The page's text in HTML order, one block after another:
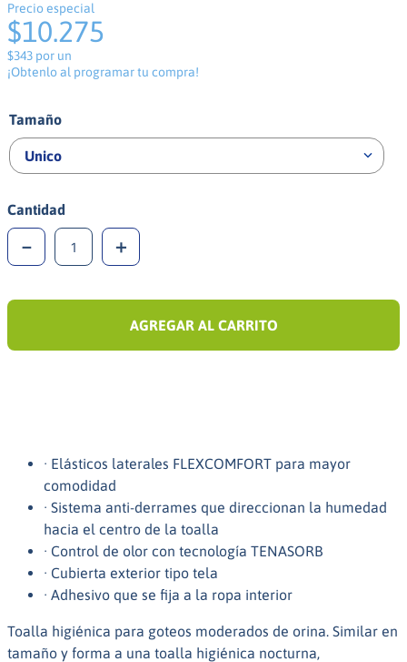
Precio especial
$10.275
$343 por un
¡Obtenlo al programar tu compra!
Tamaño
Unico
Cantidad
＋
－
AGREGAR AL CARRITO
· Elásticos laterales FLEXCOMFORT para mayor
comodidad
· Sistema anti-derrames que direccionan la humedad
hacia el centro de la toalla
· Control de olor con tecnología TENASORB
· Cubierta exterior tipo tela
· Adhesivo que se fija a la ropa interior
Toalla higiénica para goteos moderados de orina. Similar en
tamaño y forma a una toalla higiénica nocturna,